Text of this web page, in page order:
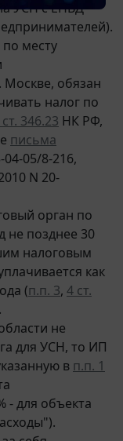
УСН с ЕНВД
месту
Москве, обязан
налог по
346.23 НК РФ,
письма
05/8-216,
N 20-
орган по
не позднее 30
налоговым
как
(п.п. 3, 4 ст.
не
для УСН, то ИП
в п.п. 1
- для объекта